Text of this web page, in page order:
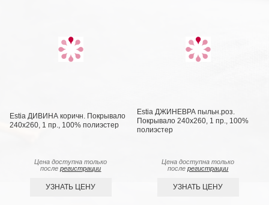
Estia ДИВИНА коричн. Покрывало
240х260, 1 пр., 100% полиэстер
Цена доступна только
послерегистрации
УЗНАТЬ ЦЕНУ
Estia ДЖИНЕВРА пыльн.роз.
Покрывало 240х260, 1 пр., 100%
полиэстер
Цена доступна только
послерегистрации
УЗНАТЬ ЦЕНУ